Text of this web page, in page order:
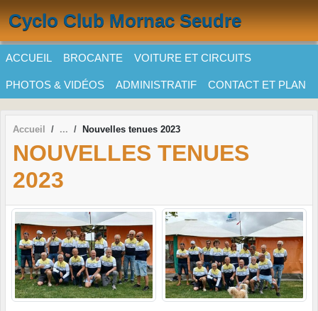
Cyclo Club Mornac Seudre
ACCUEIL BROCANTE VOITURE ET CIRCUITS
PHOTOS & VIDÉOS ADMINISTRATIF CONTACT ET PLAN
Accueil Nouvelles tenues 2023
NOUVELLES TENUES
2023